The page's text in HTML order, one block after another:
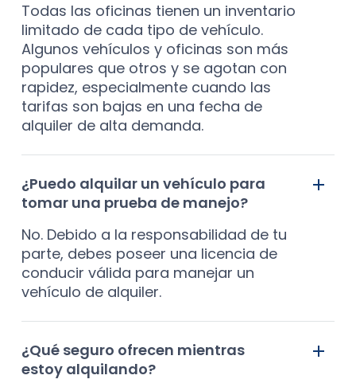
Todas las oficinas tienen un inventario
limitado de cada tipo de vehículo.
Algunos vehículos y oficinas son más
populares que otros y se agotan con
rapidez, especialmente cuando las
tarifas son bajas en una fecha de
alquiler de alta demanda.
¿Puedo alquilar un vehículo para
tomar una prueba de manejo?
No. Debido a la responsabilidad de tu
parte, debes poseer una licencia de
conducir válida para manejar un
vehículo de alquiler.
¿Qué seguro ofrecen mientras
estoy alquilando?